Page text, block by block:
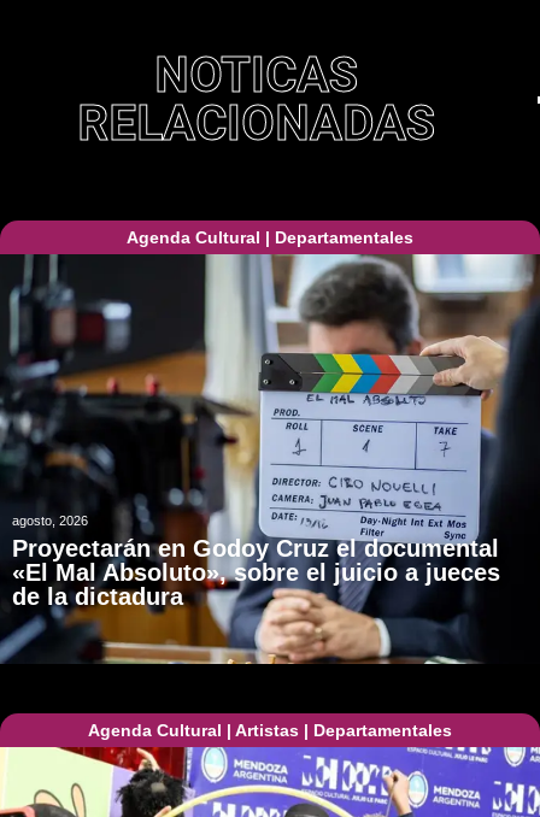
NOTICAS
RELACIONADAS
Agenda Cultural | Departamentales
agosto, 2026
Proyectarán en Godoy Cruz el documental
«El Mal Absoluto», sobre el juicio a jueces
de la dictadura
Agenda Cultural | Artistas | Departamentales